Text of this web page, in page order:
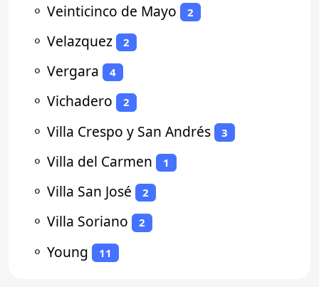
⚬ Veinticinco de Mayo 2
⚬ Velazquez 2
⚬ Vergara 4
⚬ Vichadero 2
⚬ Villa Crespo y San Andrés 3
⚬ Villa del Carmen 1
⚬ Villa San José 2
⚬ Villa Soriano 2
⚬ Young 11